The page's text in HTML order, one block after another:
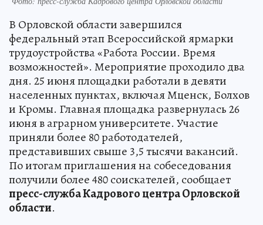
В Орловской области завершился
федеральный этап Всероссийской ярмарки
трудоустройства «Работа России. Время
возможностей». Мероприятие проходило два
дня. 25 июня площадки работали в девяти
населенных пунктах, включая Мценск, Болхов
и Кромы. Главная площадка развернулась 26
июня в аграрном университете. Участие
приняли более 80 работодателей,
представивших свыше 3,5 тысячи вакансий.
По итогам приглашения на собеседования
получили более 480 соискателей, сообщает
пресс-служба Кадрового центра Орловской
области.